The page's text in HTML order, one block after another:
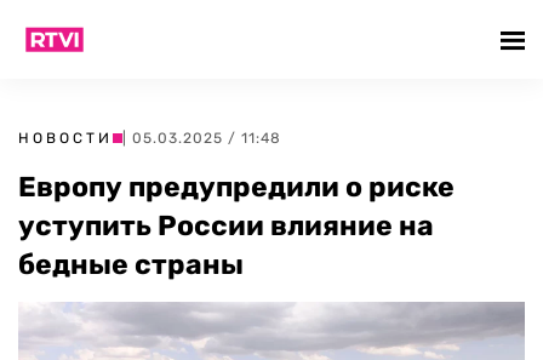
НОВОСТИ | 05.03.2025 / 11:48
Европу предупредили о риске
уступить России влияние на
бедные страны